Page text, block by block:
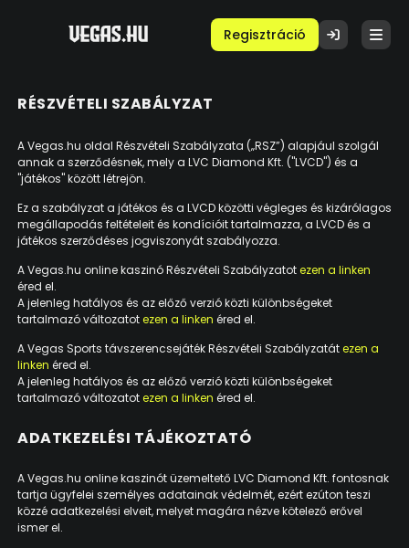
Regisztráció
RÉSZVÉTELI SZABÁLYZAT
A Vegas.hu oldal Részvételi Szabályzata („RSZ”) alapjául szolgál
annak a szerződésnek, mely a LVC Diamond Kft. ("LVCD") és a
"játékos" között létrejön.
Ez a szabályzat a játékos és a LVCD közötti végleges és kizárólagos
megállapodás feltételeit és kondícióit tartalmazza, a LVCD és a
játékos szerződéses jogviszonyát szabályozza.
A Vegas.hu online kaszinó Részvételi Szabályzatotezen a linken
éred el.
A jelenleg hatályos és az előző verzió közti különbségeket
tartalmazó változatotezen a linken éred el.
A Vegas Sports távszerencsejáték Részvételi Szabályzatátezen a
linken éred el.
A jelenleg hatályos és az előző verzió közti különbségeket
tartalmazó változatotezen a linken éred el.
ADATKEZELÉSI TÁJÉKOZTATÓ
A Vegas.hu online kaszinót üzemeltető LVC Diamond Kft. fontosnak
tartja ügyfelei személyes adatainak védelmét, ezért ezúton teszi
közzé adatkezelési elveit, melyet magára nézve kötelező erővel
ismer el.